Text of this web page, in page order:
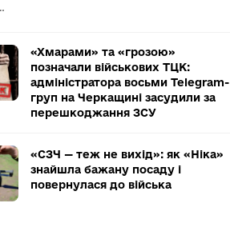
«Хмарами» та «грозою»
позначали військових ТЦК:
адміністратора восьми Telegram-
груп на Черкащині засудили за
перешкоджання ЗСУ
«СЗЧ — теж не вихід»: як «Ніка»
знайшла бажану посаду і
повернулася до війська